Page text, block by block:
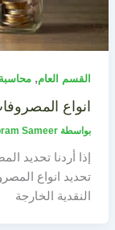
القسم العام, محاسبة
انواع
بواسطة Sameer
إذا أردنا
تحديد انواع
النقدية الخارجة